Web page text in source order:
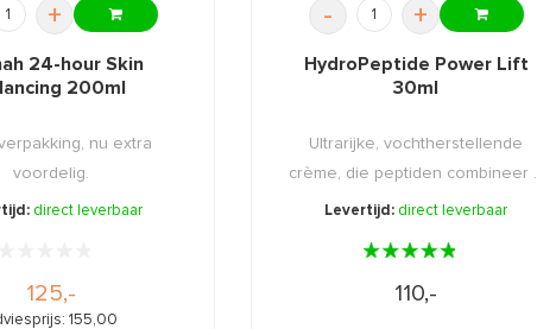
+
24-hour Skin
200ml
nu extra
voordelig.
direct leverbaar
125,-
155,00
- +
HydroPeptide Power Lift
30ml
Ultrarijke, vochtherstellende
crème, die peptiden combineer ...
Levertijd: direct leverbaar
110,-